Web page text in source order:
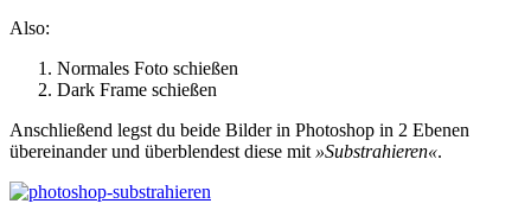
Also:
Normales Foto schießen
Dark Frame schießen
Anschließend legst du beide Bilder in Photoshop in 2 Ebenen
übereinander und überblendest diese mit »Substrahieren«.